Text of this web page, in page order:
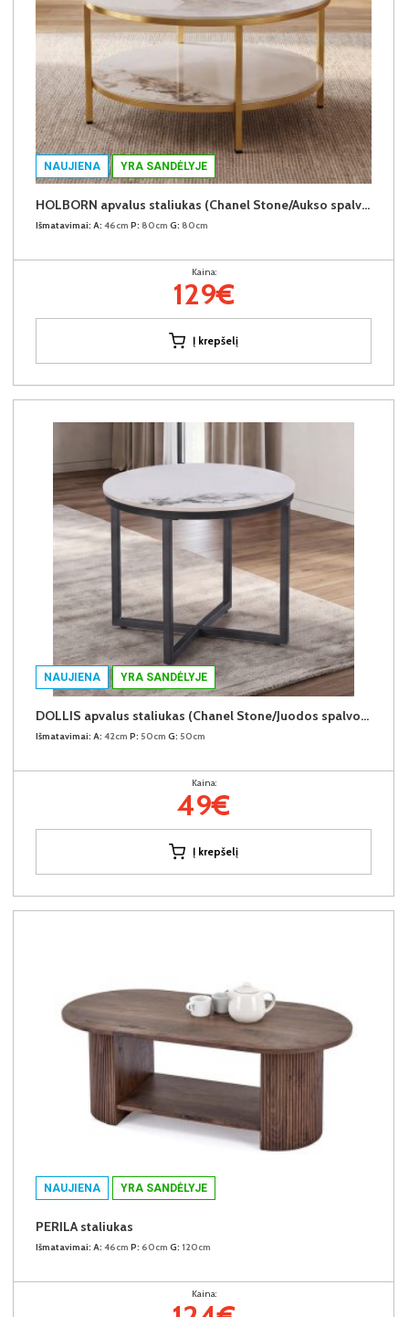
NAUJIENA YRA SANDĖLYJE
HOLBORN apvalus staliukas (Chanel Stone/Aukso spalvos kojos)
Išmatavimai: A: 46cm P: 80cm G: 80cm
Kaina:
129€
Į krepšelį
NAUJIENA YRA SANDĖLYJE
DOLLIS apvalus staliukas (Chanel Stone/Juodos spalvos kojos)
Išmatavimai: A: 42cm P: 50cm G: 50cm
Kaina:
49€
Į krepšelį
NAUJIENA YRA SANDĖLYJE
PERILA staliukas
Išmatavimai: A: 46cm P: 60cm G: 120cm
Kaina: